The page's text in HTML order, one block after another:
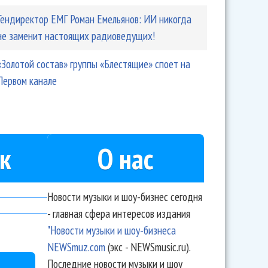
ЕМГ Роман Емельянов: ИИ никогда
заменит настоящих радиоведущих!
состав» группы «Блестящие» споет на
канале
О нас
Новости музыки и шоу-бизнес сегодня
- главная сфера интересов издания
"Новости музыки и шоу-бизнеса
NEWSmuz.com(экс - NEWSmusic.ru).
Последние новости музыки и шоу